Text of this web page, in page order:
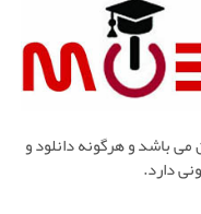
باشد و هرگونه دانلود و
دارد.